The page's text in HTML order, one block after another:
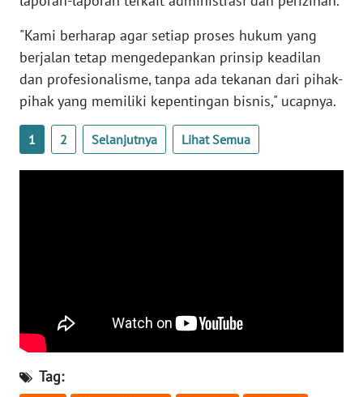
"Kami berharap agar setiap proses hukum yang
berjalan tetap mengedepankan prinsip keadilan
dan profesionalisme, tanpa ada tekanan dari pihak-
pihak yang memiliki kepentingan bisnis," ucapnya.
1 2 Selanjutnya Lihat Semua
Tag:
BENGKULU
WN
LAMPUNG
JATENG
WN
BALI